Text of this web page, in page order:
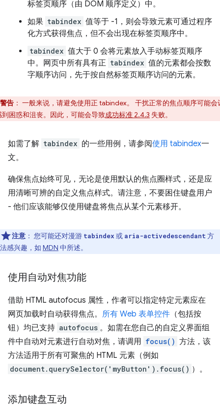
标签页顺序（由 DOM 顺序定义）中。
如果 tabindex 值等于 -1，则会导致元素可通过程序
化方式获得焦点，但不会出现在标签页顺序中。
tabindex 值大于 0 会将元素放入手动标签页顺序
中。网页中所有具有正 tabindex 值的元素都会按数
字顺序访问，先于按自然标签页顺序访问的元素。
警告 ： 一般来说，请避免使用正 tabindex。 干扰正常的焦点顺序可能会
到困惑和沮丧。因此，可能会导致成功标准 2.4.3 失败。
如需了解 tabindex 的一些用例，请参阅使用 tabindex一
文。
确保焦点始终可见，无论是使用默认的焦点圈样式，还是应
用清晰可辨的自定义焦点样式。请注意，不要困住键盘用户
- 他们应该能够仅使用键盘将焦点从某个元素移开。
注意 ： 您可能还对漫游 tabindex 或 aria-activedescendant 方
法感兴趣，如 MDN 中所述。
使用自动对焦功能
借助 HTML autofocus 属性，作者可以指定特定元素应在
网页加载时自动获得焦点。 所有 Web 表单控件 （包括按
钮）均已支持 autofocus 。如需在您自己的自定义界面组
件中自动对元素进行自动对焦，请调用 focus() 方法，该
方法适用于所有可聚焦的 HTML 元素（例如
document.querySelector('myButton').focus() ）。
添加键盘互动